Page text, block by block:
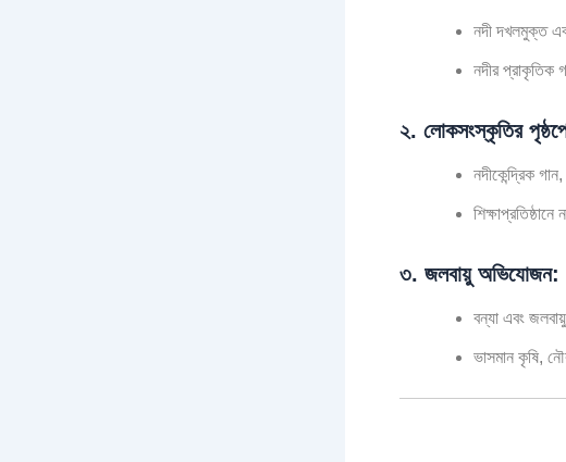
নদী দখলমুক্ত
নদীর প্রাকৃতিক
২. লোকসংস্কৃতির
নদীকেন্দ্রিক
৩. জলবায়ু অভিযোজন:
বন্যা এবং
ভাসমান কৃষি,